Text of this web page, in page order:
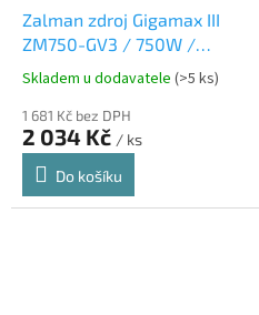
Zalman zdroj Gigamax III
ZM750-GV3 / 750W /
ATX3.0 / active PFC /
semimodulární / 80 Plus
bronze
Skladem u dodavatele (>5 ks)
1 681 Kč bez DPH
2 034 Kč / ks
Do košíku